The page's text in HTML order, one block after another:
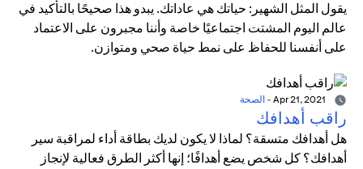
يقول المثل الشهير: حياتك هي عاداتك. يبدو هذا صحيحًا بالتأكيد في
عالم اليوم المشتت اجتماعيًا خاصة وأننا مجبرون على الاعتماد
على أنفسنا للحفاظ على نمط حياة صحي ومتوازن.
- الصحة
راقب أهدافك
هل أهدافك متسقة؟ لماذا لا يكون لديك بطاقة أداء لمراقبة سير
أهدافك؟ كل شخص يضع أهدافًا؛ إنها أكثر الطرق فعالية لإنجاز